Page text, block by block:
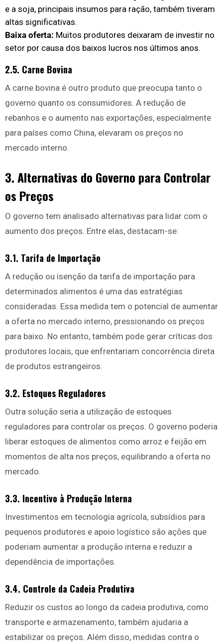
e a soja, principais insumos para ração, também tiveram
altas significativas.
Baixa oferta: Muitos produtores deixaram de investir no
setor por causa dos baixos lucros nos últimos anos.
2.5. Carne Bovina
A carne bovina é outro produto que preocupa tanto o
governo quanto os consumidores. A redução de
rebanhos e o aumento nas exportações, especialmente
para países como China, elevaram os preços no
mercado interno.
3. Alternativas do Governo para Controlar
os Preços
O governo tem analisado alternativas para lidar com o
aumento dos preços. Entre elas, destacam-se:
3.1. Tarifa de Importação
A redução ou isenção da tarifa de importação para
determinados alimentos é uma das estratégias
consideradas. Essa medida tem o potencial de aumentar
a oferta no mercado interno, pressionando os preços
para baixo. No entanto, também pode gerar críticas dos
produtores locais, que enfrentariam concorrência direta
de produtos estrangeiros.
3.2. Estoques Reguladores
Outra solução seria a utilização de estoques
reguladores para controlar os preços. O governo poderia
liberar estoques de alimentos como arroz e feijão em
momentos de alta nos preços, equilibrando a oferta no
mercado.
3.3. Incentivo à Produção Interna
Investimentos em tecnologia agrícola, subsídios para
pequenos produtores e apoio logístico são ações que
poderiam aumentar a produção interna e reduzir a
dependência de importações.
3.4. Controle da Cadeia Produtiva
Reduzir os custos ao longo da cadeia produtiva, como
transporte e armazenamento, também ajudaria a
estabilizar os preços. Além disso, medidas contra o